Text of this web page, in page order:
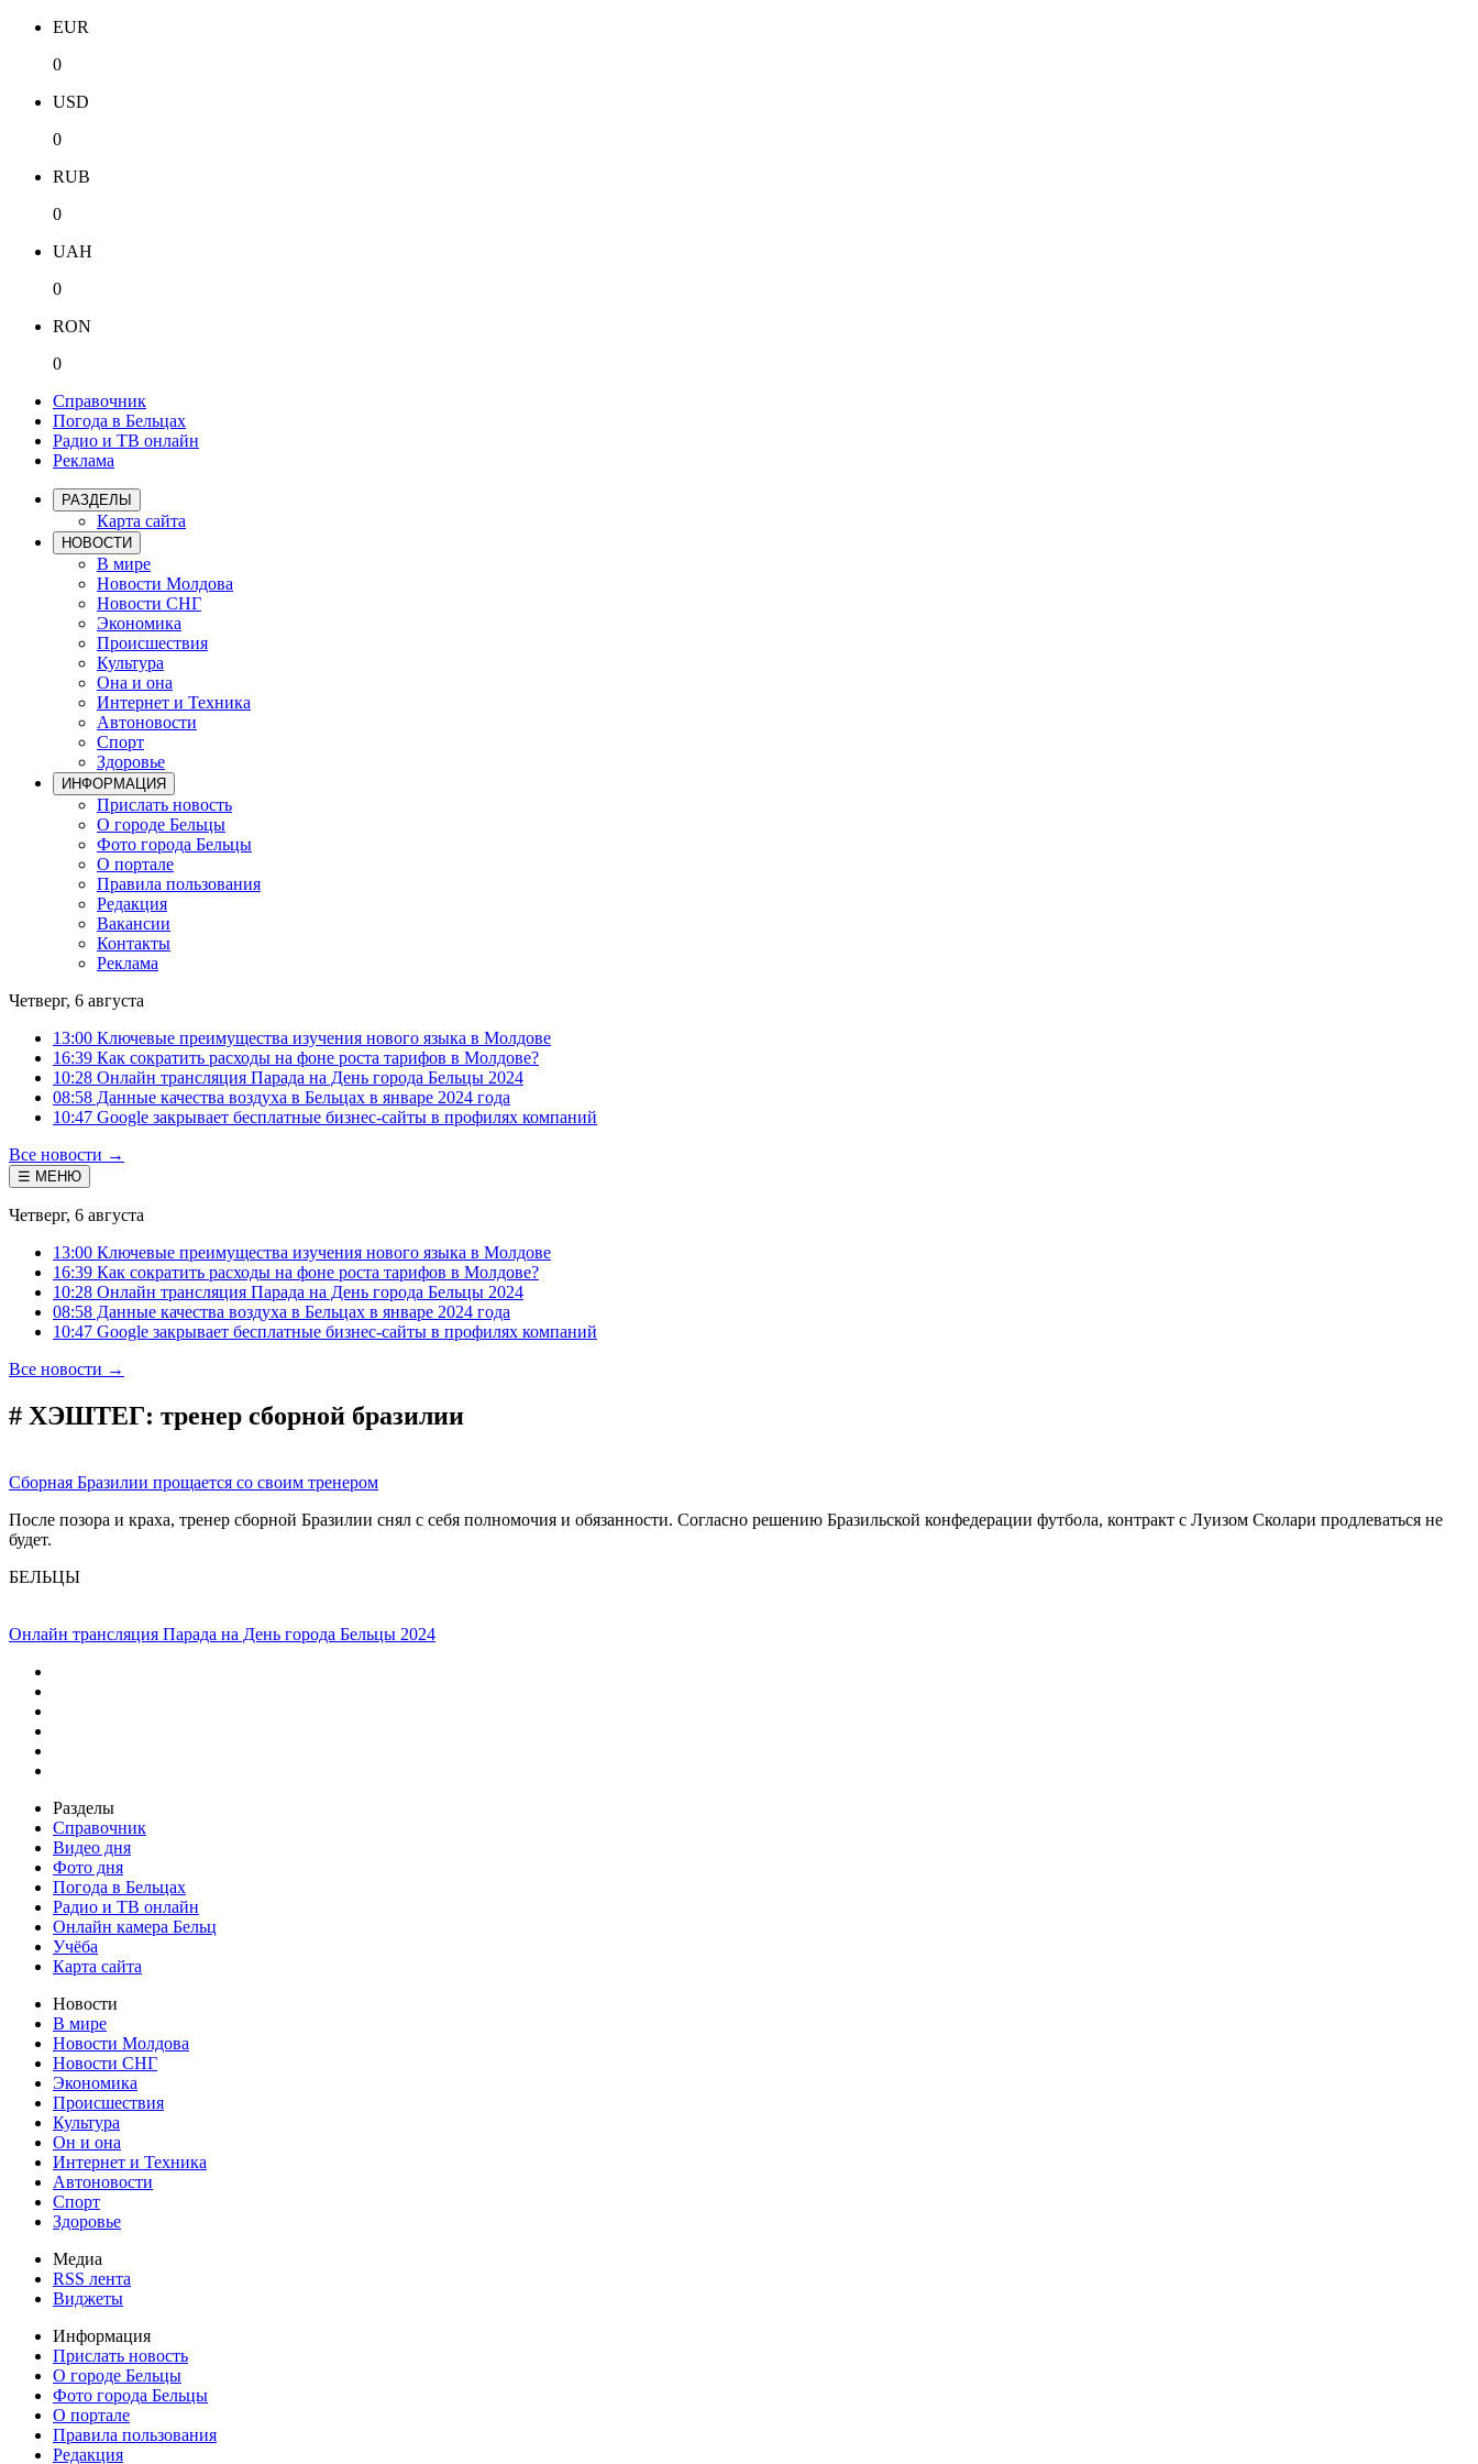
EUR
0
USD
0
RUB
0
UAH
0
RON
0
Справочник
Погода в Бельцах
Радио и ТВ онлайн
Реклама
РАЗДЕЛЫ
Карта сайта
НОВОСТИ
В мире
Новости Молдова
Новости СНГ
Экономика
Происшествия
Культура
Она и она
Интернет и Техника
Автоновости
Спорт
Здоровье
ИНФОРМАЦИЯ
Прислать новость
О городе Бельцы
Фото города Бельцы
О портале
Правила пользования
Редакция
Вакансии
Контакты
Реклама
Четверг, 6 августа
13:00 Ключевые преимущества изучения нового языка в Молдове
16:39 Как сократить расходы на фоне роста тарифов в Молдове?
10:28 Онлайн трансляция Парада на День города Бельцы 2024
08:58 Данные качества воздуха в Бельцах в январе 2024 года
10:47 Google закрывает бесплатные бизнес-сайты в профилях компаний
Все новости →
☰ МЕНЮ
Четверг, 6 августа
13:00 Ключевые преимущества изучения нового языка в Молдове
16:39 Как сократить расходы на фоне роста тарифов в Молдове?
10:28 Онлайн трансляция Парада на День города Бельцы 2024
08:58 Данные качества воздуха в Бельцах в январе 2024 года
10:47 Google закрывает бесплатные бизнес-сайты в профилях компаний
Все новости →
# ХЭШТЕГ: тренер сборной бразилии
Сборная Бразилии прощается со своим тренером
После позора и краха, тренер сборной Бразилии снял с себя полномочия и обязанности. Согласно решению Бразильской конфедерации футбола, контракт с Луизом Сколари продлеваться не
будет.
БЕЛЬЦЫ
Онлайн трансляция Парада на День города Бельцы 2024
Разделы
Справочник
Видео дня
Фото дня
Погода в Бельцах
Радио и ТВ онлайн
Онлайн камера Бельц
Учёба
Карта сайта
Новости
В мире
Новости Молдова
Новости СНГ
Экономика
Происшествия
Культура
Он и она
Интернет и Техника
Автоновости
Спорт
Здоровье
Медиа
RSS лента
Виджеты
Информация
Прислать новость
О городе Бельцы
Фото города Бельцы
О портале
Правила пользования
Редакция